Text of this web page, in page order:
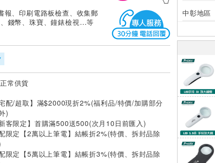
報、印刷電路板檢查、收集郵
錢幣、珠寶、鐘錶檢視…等
正常供貨
宅配/超取】滿$2000現折2%(福利品/特價/加購部分
)
新客限定】首購滿500送500(次月10日前匯入)
限定【2萬以上筆電】結帳折2%(特價、拆封品除
限定【5萬以上筆電】結帳折3%(特價、拆封品除
中彰地區
台中
嘉南地區
高雄
高雄
*庫存數量
(1~2)、現
*門市庫存
用專人服